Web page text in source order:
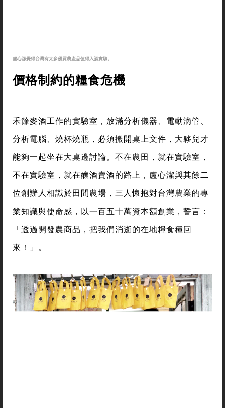
盧心潔覺得台灣有太多優質農產品值得入酒實驗。
價格制約的糧食危機
禾餘麥酒工作的實驗室，放滿分析儀器、電動滴管、
分析電腦、燒杯燒瓶，必須搬開桌上文件，大夥兒才
能夠一起坐在大桌邊討論。不在農田，就在實驗室，
不在實驗室，就在釀酒賣酒的路上，盧心潔與其餘二
位創辦人相識於田間農場，三人懷抱對台灣農業的專
業知識與使命感，以一百五十萬資本額創業，誓言：
「透過開發農商品，把我們消逝的在地糧食種回
來！」。